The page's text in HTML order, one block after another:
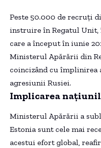
Peste 50.000 de recruți
instruire în Regatul
care a început în iunie
Ministerul Apărării din
coincizând cu împlinirea
agresiunii Rusiei.
Implicarea
Ministerul Apărării a
Estonia sunt cele mai
acestui efort global,